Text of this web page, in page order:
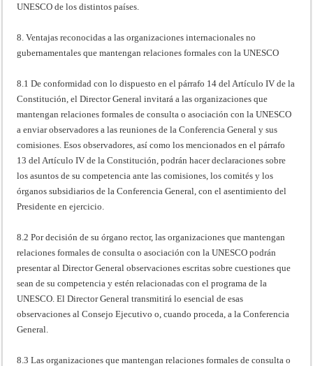
UNESCO de los distintos países.
8. Ventajas reconocidas a las organizaciones internacionales no
gubernamentales que mantengan relaciones formales con la UNESCO
8.1 De conformidad con lo dispuesto en el párrafo 14 del Artículo IV de la
Constitución, el Director General invitará a las organizaciones que
mantengan relaciones formales de consulta o asociación con la UNESCO
a enviar observadores a las reuniones de la Conferencia General y sus
comisiones. Esos observadores, así como los mencionados en el párrafo
13 del Artículo IV de la Constitución, podrán hacer declaraciones sobre
los asuntos de su competencia ante las comisiones, los comités y los
órganos subsidiarios de la Conferencia General, con el asentimiento del
Presidente en ejercicio.
8.2 Por decisión de su órgano rector, las organizaciones que mantengan
relaciones formales de consulta o asociación con la UNESCO podrán
presentar al Director General observaciones escritas sobre cuestiones que
sean de su competencia y estén relacionadas con el programa de la
UNESCO. El Director General transmitirá lo esencial de esas
observaciones al Consejo Ejecutivo o, cuando proceda, a la Conferencia
General.
8.3 Las organizaciones que mantengan relaciones formales de consulta o